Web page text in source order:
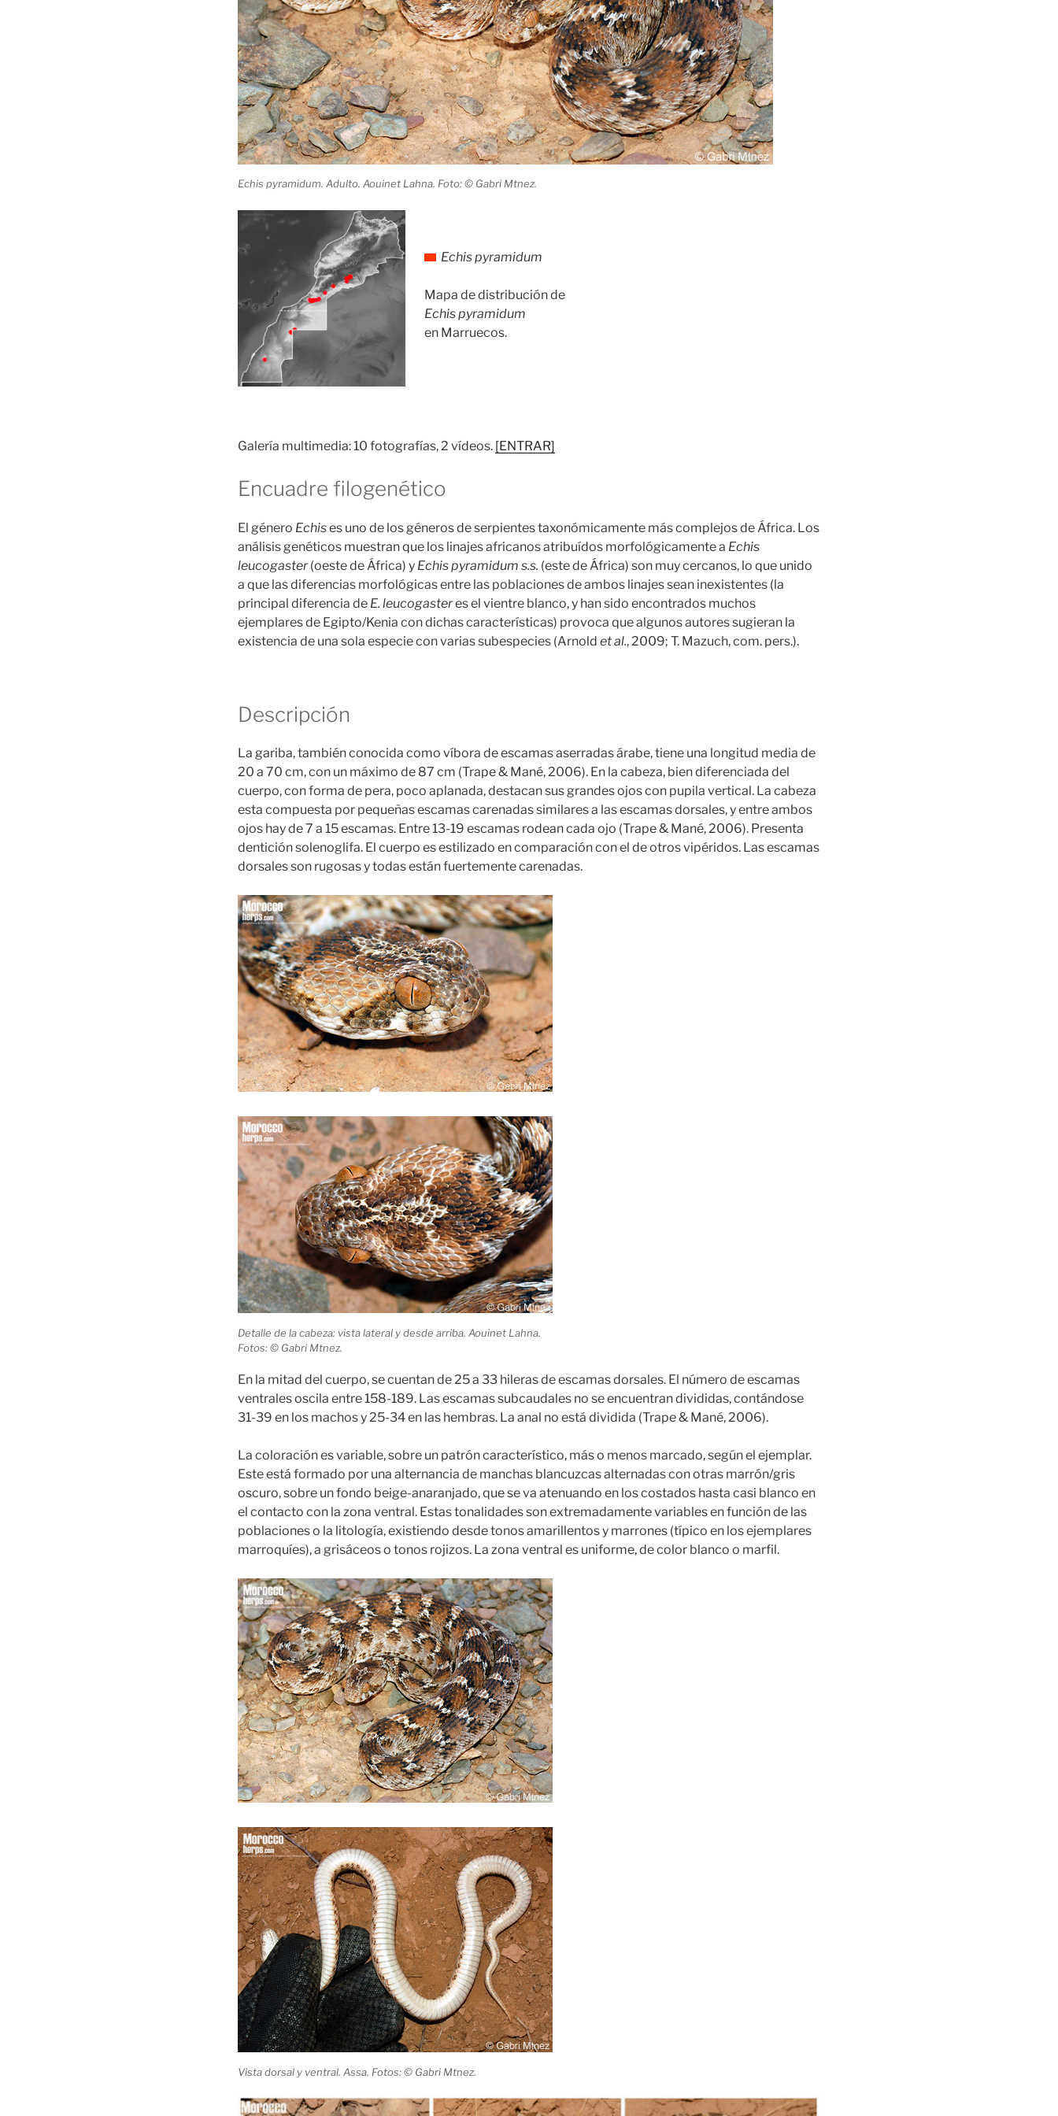
Echis pyramidum. Adulto. Aouinet Lahna. Foto: © Gabri Mtnez.
Echis pyramidum
Mapa de distribución de
Echis pyramidum
en Marruecos.
Galería multimedia: 10 fotografías, 2 vídeos. [ENTRAR]
Encuadre filogenético
El género Echises uno de los géneros de serpientes taxonómicamente más complejos de África. Los
análisis genéticos muestran que los linajes africanos atribuídos morfológicamente a Echis
leucogaster(oeste de África) y Echis pyramidum s.s. (este de África) son muy cercanos, lo que unido
a que las diferencias morfológicas entre las poblaciones de ambos linajes sean inexistentes (la
principal diferencia de E. leucogasteres el vientre blanco, y han sido encontrados muchos
ejemplares de Egipto/Kenia con dichas características) provoca que algunos autores sugieran la
existencia de una sola especie con varias subespecies (Arnold et al., 2009; T. Mazuch, com. pers.).
Descripción
La gariba, también conocida como víbora de escamas aserradas árabe, tiene una longitud media de
20 a 70 cm, con un máximo de 87 cm (Trape & Mané, 2006). En la cabeza, bien diferenciada del
cuerpo, con forma de pera, poco aplanada, destacan sus grandes ojos con pupila vertical. La cabeza
esta compuesta por pequeñas escamas carenadas similares a las escamas dorsales, y entre ambos
ojos hay de 7 a 15 escamas. Entre 13-19 escamas rodean cada ojo (Trape & Mané, 2006). Presenta
dentición solenoglifa. El cuerpo es estilizado en comparación con el de otros vipéridos. Las escamas
dorsales son rugosas y todas están fuertemente carenadas.
Detalle de la cabeza: vista lateral y desde arriba. Aouinet Lahna.
Fotos: © Gabri Mtnez.
En la mitad del cuerpo, se cuentan de 25 a 33 hileras de escamas dorsales. El número de escamas
ventrales oscila entre 158-189. Las escamas subcaudales no se encuentran divididas, contándose
31-39 en los machos y 25-34 en las hembras. La anal no está dividida (Trape & Mané, 2006).
La coloración es variable, sobre un patrón característico, más o menos marcado, según el ejemplar.
Este está formado por una alternancia de manchas blancuzcas alternadas con otras marrón/gris
oscuro, sobre un fondo beige-anaranjado, que se va atenuando en los costados hasta casi blanco en
el contacto con la zona ventral. Estas tonalidades son extremadamente variables en función de las
poblaciones o la litología, existiendo desde tonos amarillentos y marrones (típico en los ejemplares
marroquíes), a grisáceos o tonos rojizos. La zona ventral es uniforme, de color blanco o marfil.
Vista dorsal y ventral. Assa. Fotos: © Gabri Mtnez.